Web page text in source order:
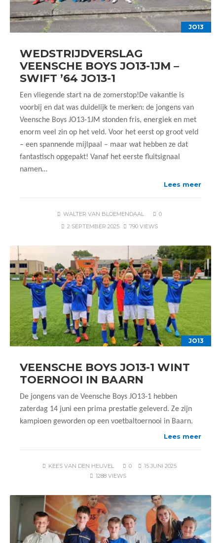
JO13
WEDSTRIJDVERSLAG
VEENSCHE BOYS JO13-1JM –
SWIFT ’64 JO13-1
Een vliegende start na de zomerstop!De vakantie is
voorbij en dat was duidelijk te merken: de jongens van
Veensche Boys JO13-1JM stonden fris, energiek en met
enorm veel zin op het veld. Voor het eerst op groot veld
– een spannende mijlpaal – maar wat hebben ze dat
fantastisch opgepakt! Vanaf het eerste fluitsignaal
namen…
Lees meer
WALTER VAN BLOEMENDAAL
0
2 SEPTEMBER 2025
790 VIEWS
JO13
VEENSCHE BOYS JO13-1 WINT
TOERNOOI IN BAARN
De jongens van de Veensche Boys JO13-1 hebben
zaterdag 14 juni een prima prestatie geleverd. Ze zijn
kampioen geworden op een voetbaltoernooi in Baarn.
Lees meer
KEES VAN DEN HEUVEL 0
15 JUNI 2025
1288 VIEWS